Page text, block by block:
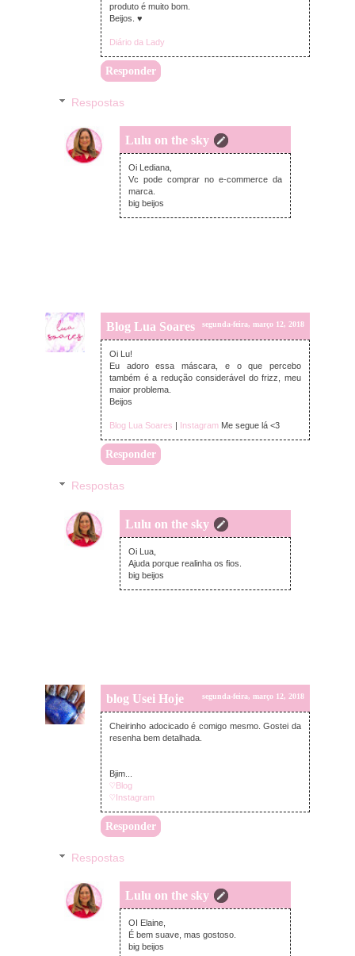
produto é muito bom.
Beijos. ♥
Diário da Lady
Responder
Respostas
Lulu on the sky
segunda-feira, março 12, 2018
Oi Lediana,
Vc pode comprar no e-commerce da
marca.
big beijos
Blog Lua Soares segunda-feira, março 12, 2018
Oi Lu!
Eu adoro essa máscara, e o que percebo
também é a redução considerável do frizz, meu
maior problema.
Beijos
Blog Lua Soares | Instagram Me segue lá <3
Responder
Respostas
Lulu on the sky
segunda-feira, março 12, 2018
Oi Lua,
Ajuda porque realinha os fios.
big beijos
blog Usei Hoje segunda-feira, março 12, 2018
Cheirinho adocicado é comigo mesmo. Gostei da
resenha bem detalhada.
Bjim...
♡Blog
♡Instagram
Responder
Respostas
Lulu on the sky
segunda-feira, março 12, 2018
OI Elaine,
É bem suave, mas gostoso.
big beijos